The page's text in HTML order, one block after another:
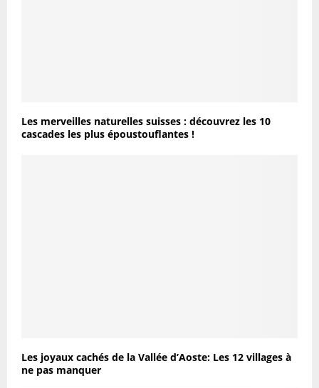
Les merveilles naturelles suisses : découvrez les 10
cascades les plus époustouflantes !
Les joyaux cachés de la Vallée d’Aoste: Les 12 villages à
ne pas manquer